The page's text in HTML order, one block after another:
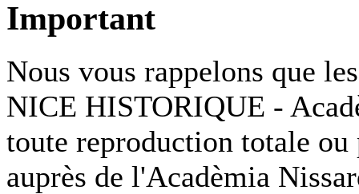
Important
Nous vous rappelons que
NICE HISTORIQUE -
toute reproduction totale
auprès de l'Acadèmia